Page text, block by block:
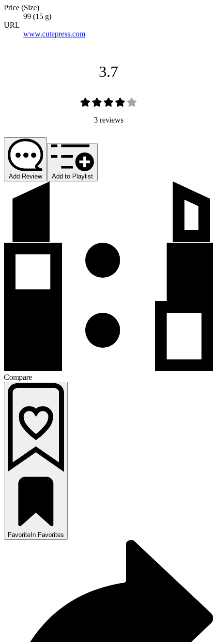
Price (Size)
99 (15 g)
URL
www.cutepress.com
3.7
3 reviews
Add Review Add to Playlist
Compare
Favorite In Favorites